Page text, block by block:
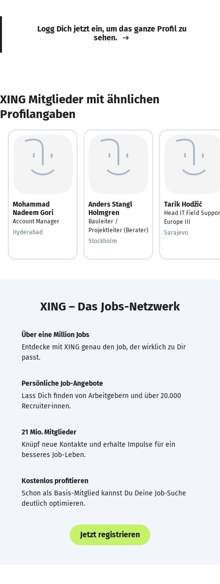
Logg Dich jetzt ein, um das ganze Profil zu
sehen.
XING Mitglieder mit ähnlichen
Profilangaben
Mohammad
Nadeem Gori
Account Manager
Hyderabad
Anders Stangl
Holmgren
Bauleiter /
Projektleiter (Berater)
Stockholm
Tarik Hodžić
Head IT Field
Europe III
Sarajevo
XING – Das Jobs-Netzwerk
Über eine Million Jobs
Entdecke mit XING genau den Job, der wirklich zu Dir
passt.
Persönliche Job-Angebote
Lass Dich finden von Arbeitgebern und über 20.000
Recruiter·innen.
21 Mio. Mitglieder
Knüpf neue Kontakte und erhalte Impulse für ein
besseres Job-Leben.
Kostenlos profitieren
Schon als Basis-Mitglied kannst Du Deine Job-Suche
deutlich optimieren.
Jetzt registrieren